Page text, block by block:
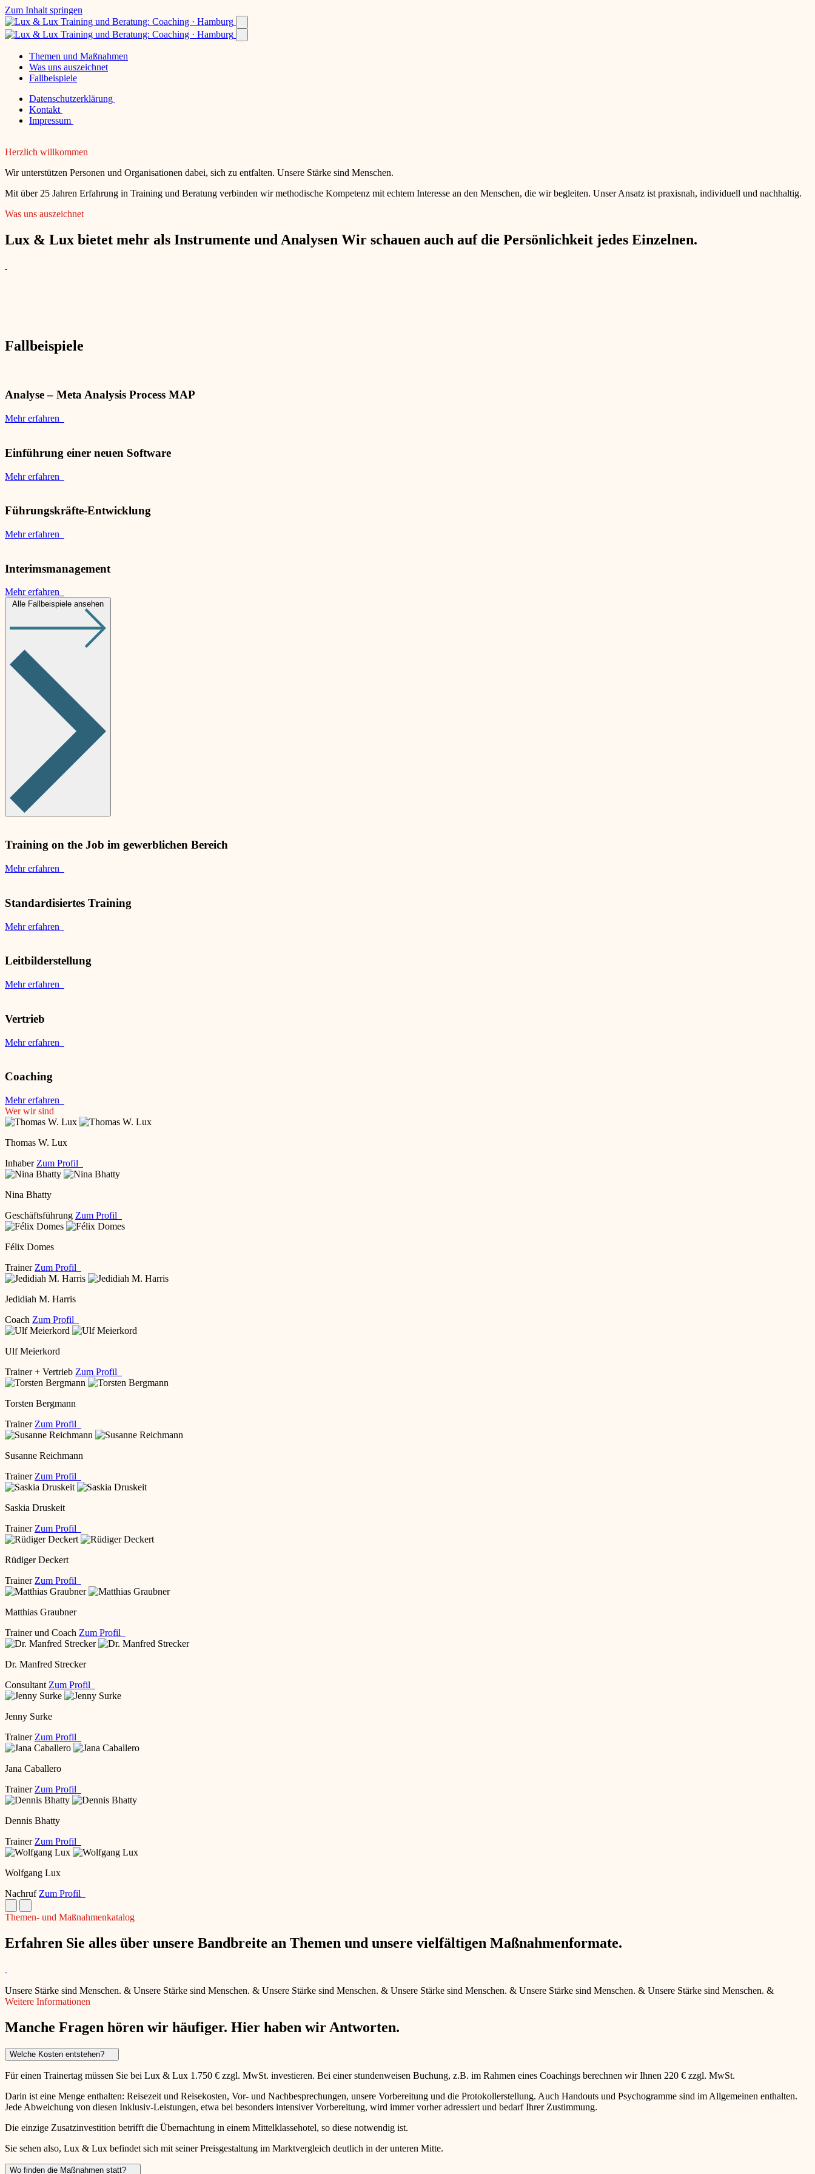
Zum Inhalt springen
Themen und Maßnahmen
Was uns auszeichnet
Fallbeispiele
Datenschutzerklärung
Kontakt
Impressum
Herzlich willkommen
Wir unterstützen Personen und Organisationen dabei, sich zu entfalten. Unsere Stärke sind Menschen.
Mit über 25 Jahren Erfahrung in Training und Beratung verbinden wir methodische Kompetenz mit echtem Interesse an den Menschen, die wir begleiten. Unser Ansatz ist praxisnah, individuell und nachhaltig.
Was uns auszeichnet
Lux & Lux bietet mehr als Instrumente und Analysen Wir schauen auch auf die Persönlichkeit jedes Einzelnen.
Fallbeispiele
Analyse – Meta Analysis Process MAP
Mehr erfahren
Einführung einer neuen Software
Mehr erfahren
Führungskräfte-Entwicklung
Mehr erfahren
Interimsmanagement
Mehr erfahren
Alle Fallbeispiele ansehen
Training on the Job im gewerblichen Bereich
Mehr erfahren
Standardisiertes Training
Mehr erfahren
Leitbilderstellung
Mehr erfahren
Vertrieb
Mehr erfahren
Coaching
Mehr erfahren
Wer wir sind
Thomas W. Lux
Inhaber Zum Profil
Nina Bhatty
Geschäftsführung Zum Profil
Félix Domes
Trainer Zum Profil
Jedidiah M. Harris
Coach Zum Profil
Ulf Meierkord
Trainer + Vertrieb Zum Profil
Torsten Bergmann
Trainer Zum Profil
Susanne Reichmann
Trainer Zum Profil
Saskia Druskeit
Trainer Zum Profil
Rüdiger Deckert
Trainer Zum Profil
Matthias Graubner
Trainer und Coach Zum Profil
Dr. Manfred Strecker
Consultant Zum Profil
Jenny Surke
Trainer Zum Profil
Jana Caballero
Trainer Zum Profil
Dennis Bhatty
Trainer Zum Profil
Wolfgang Lux
Nachruf Zum Profil
Themen- und Maßnahmenkatalog
Erfahren Sie alles über unsere Bandbreite an Themen und unsere vielfältigen Maßnahmenformate.
Unsere Stärke sind Menschen. & Unsere Stärke sind Menschen. & Unsere Stärke sind Menschen. & Unsere Stärke sind Menschen. & Unsere Stärke sind Menschen. & Unsere Stärke sind Menschen. &
Weitere Informationen
Manche Fragen hören wir häufiger. Hier haben wir Antworten.
Welche Kosten entstehen?
Für einen Trainertag müssen Sie bei Lux & Lux 1.750 € zzgl. MwSt. investieren. Bei einer stundenweisen Buchung, z.B. im Rahmen eines Coachings berechnen wir Ihnen 220 € zzgl. MwSt.
Darin ist eine Menge enthalten: Reisezeit und Reisekosten, Vor- und Nachbesprechungen, unsere Vorbereitung und die Protokollerstellung. Auch Handouts und Psychogramme sind im Allgemeinen enthalten.
Jede Abweichung von diesen Inklusiv-Leistungen, etwa bei besonders intensiver Vorbereitung, wird immer vorher adressiert und bedarf Ihrer Zustimmung.
Die einzige Zusatzinvestition betrifft die Übernachtung in einem Mittelklassehotel, so diese notwendig ist.
Sie sehen also, Lux & Lux befindet sich mit seiner Preisgestaltung im Marktvergleich deutlich in der unteren Mitte.
Wo finden die Maßnahmen statt?